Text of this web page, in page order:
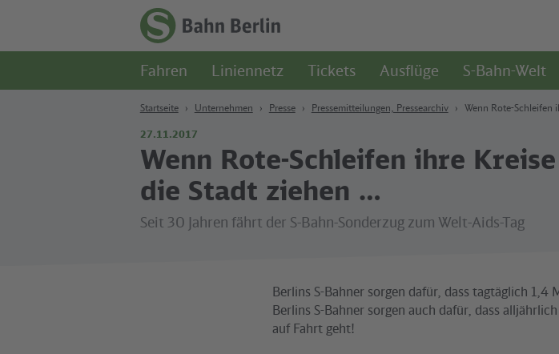
Zur
Startseite
-
S-
Bahn
Fahren Liniennetz Tickets Ausflüge S-Bahn-Welt
Startseite Unternehmen Presse Pressemitteilungen, Pressearchiv Wenn Rote-Schleifen
27.11.2017
Wenn Rote-Schleifen ihre
die Stadt ziehen …
Seit 30 Jahren fährt der S-Bahn-Sonderzug zum Welt-Aids-Tag
Berlins S-Bahner sorgen dafür, dass tagtäglich
Berlins S-Bahner sorgen auch dafür, dass
auf Fahrt geht!